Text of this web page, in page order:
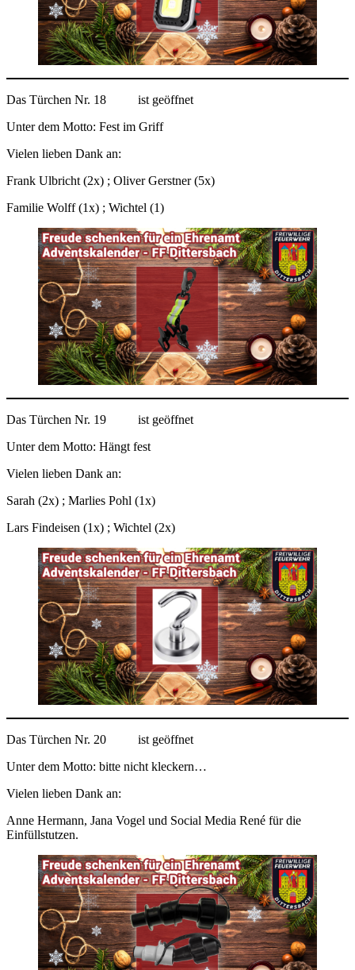
Das Türchen Nr. 18
ist geöffnet
Unter dem Motto: Fest im Griff
Vielen lieben Dank an:
Frank Ulbricht (2x) ; Oliver Gerstner (5x)
Familie Wolff (1x) ; Wichtel (1)
Das Türchen Nr. 19
ist geöffnet
Unter dem Motto: Hängt fest
Vielen lieben Dank an:
Sarah (2x) ; Marlies Pohl (1x)
Lars Findeisen (1x) ; Wichtel (2x)
Das Türchen Nr. 20
ist geöffnet
Unter dem Motto: bitte nicht kleckern…
Vielen lieben Dank an:
Anne Hermann, Jana Vogel und Social Media René für die
Einfüllstutzen.